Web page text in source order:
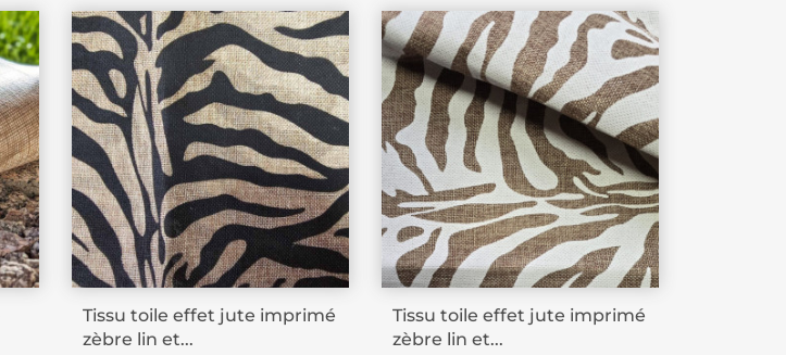
Tissu toile effet jute imprimé
zèbre lin et...
Tissu toile effet jute imprimé
zèbre lin et...